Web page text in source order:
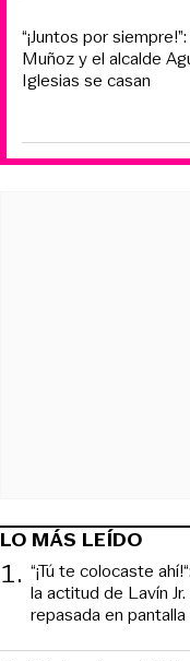
“¡Juntos por
Muñoz y el alcalde
Iglesias se casan
LO MÁS LEÍDO
1. “¡Tú te colocaste
la actitud de Lavín
repasada en pantalla